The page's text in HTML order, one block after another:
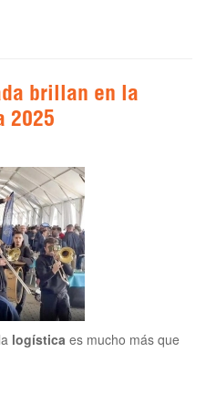
brillan en la
2025
logística es mucho más que